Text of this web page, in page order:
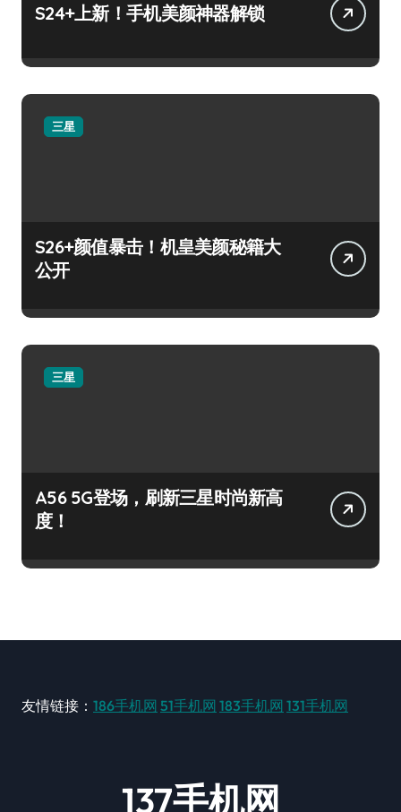
S24+上新！手机美颜神器解锁
三星
S26+颜值暴击！机皇美颜秘籍大
公开
三星
A56 5G登场，刷新三星时尚新高
度！
友情链接： 186手机网 51手机网 183手机网 131手机网
137手机网